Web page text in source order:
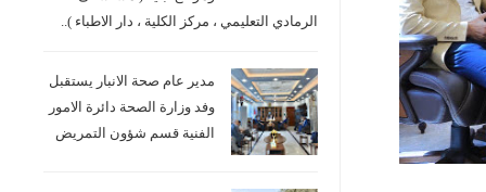
الرمادي التعليمي ، مركز الكلية ، دار الاطباء )..
مدير عام صحة الانبار يستقبل
وفد وزارة الصحة دائرة الامور
الفنية قسم شؤون التمريض